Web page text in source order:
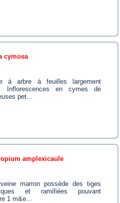
cymosa
Inflorescences en cymes de
pet...
amplexicaule
et ramifiées pouvant
1 m&e...